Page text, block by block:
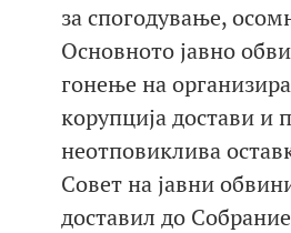
за спогодување,
Основното јавно
гонење на
корупција достави и
неотповиклива
Совет на јавни
доставил до